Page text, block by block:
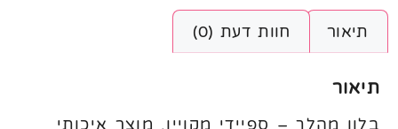
תיאור חוות דעת (0)
תיאור
בלון מהלך – ספיידי מקויין. מוצר איכותי